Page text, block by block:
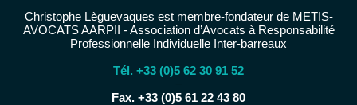
Christophe Lèguevaques est membre-fondateur de METIS-
AVOCATS AARPII - Association d’Avocats à Responsabilité
Professionnelle Individuelle Inter-barreaux
Tél. +33 (0)5 62 30 91 52
−
Fax. +33 (0)5 61 22 43 80